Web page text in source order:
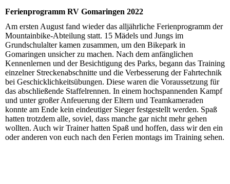
Ferienprogramm RV Gomaringen 2022
Am ersten August fand wieder das alljährliche Ferienprogramm der
Mountainbike-Abteilung statt. 15 Mädels und Jungs im
Grundschulalter kamen zusammen, um den Bikepark in
Gomaringen unsicher zu machen. Nach dem anfänglichen
Kennenlernen und der Besichtigung des Parks, begann das Training
einzelner Streckenabschnitte und die Verbesserung der Fahrtechnik
bei Geschicklichkeitsübungen. Diese waren die Voraussetzung für
das abschließende Staffelrennen. In einem hochspannenden Kampf
und unter großer Anfeuerung der Eltern und Teamkameraden
konnte am Ende kein eindeutiger Sieger festgestellt werden. Spaß
hatten trotzdem alle, soviel, dass manche gar nicht mehr gehen
wollten. Auch wir Trainer hatten Spaß und hoffen, dass wir den ein
oder anderen von euch nach den Ferien montags im Training sehen.